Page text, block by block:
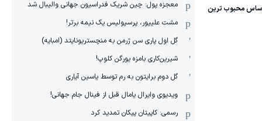
معجزه پول: چین شریک فدراسیون جهانی والیبال شد
مشت علیپور، پرسپولیس یک نیمه برتر!
گل اول پاری سن ژرمن به منچستریونایتد (امبایه)
شیرین‌کاری بامزه یورگن کلوپ!
گل دوم برایتون به رم توسط یاسین آیاری
ویدیوی وایرال یامال قبل از فینال جام جهانی!
رسمی: کاپیتان پیکان تمدید کرد